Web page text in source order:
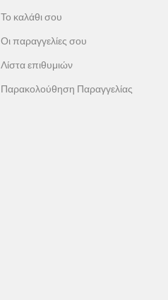
Το καλάθι σου
Οι παραγγελίες σου
Λίστα επιθυμιών
Παρακολούθηση Παραγγελίας